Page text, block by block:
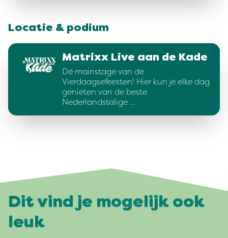
Locatie & podium
Matrixx Live aan de Kade
Dé mainstage van de
Vierdaagsefeesten! Hier kun je elke dag
genieten van de beste
Nederlandstalige …
Dit vind je mogelijk ook
leuk